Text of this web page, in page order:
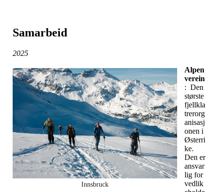
Samarbeid
2025
Innsbruck
Alpen
verein
: Den
største
fjellkla
trerorg
anisasj
onen i
Østerri
ke.
Den er
ansvar
lig for
vedlik